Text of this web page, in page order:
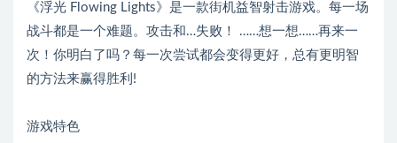
《浮光 Flowing Lights》是一款街机益智射击游戏。每一场
战斗都是一个难题。攻击和…失败！ ……想一想……再来一
次！你明白了吗？每一次尝试都会变得更好，总有更明智
的方法来赢得胜利!
游戏特色